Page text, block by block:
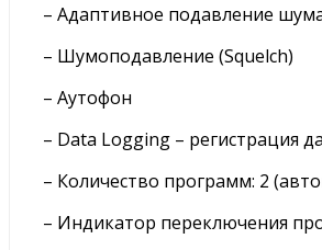
– Адаптивное подавление
– Шумоподавление (Squelch)
– Аутофон
– Data Logging – регистрация
– Количество программ: 2
– Индикатор переключения